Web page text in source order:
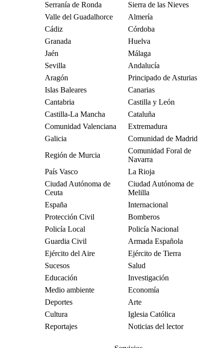
Serranía de Ronda
Sierra de las Nieves
Valle del Guadalhorce
Almería
Cádiz
Córdoba
Granada
Huelva
Jaén
Málaga
Sevilla
Andalucía
Aragón
Principado de Asturias
Islas Baleares
Canarias
Cantabria
Castilla y León
Castilla-La Mancha
Cataluña
Comunidad Valenciana
Extremadura
Galicia
Comunidad de Madrid
Región de Murcia
Comunidad Foral de
Navarra
País Vasco
La Rioja
Ciudad Autónoma de
Ceuta
Ciudad Autónoma de
Melilla
España
Internacional
Protección Civil
Bomberos
Policía Local
Policía Nacional
Guardia Civil
Armada Española
Ejército del Aire
Ejército de Tierra
Sucesos
Salud
Educación
Investigación
Medio ambiente
Economía
Deportes
Arte
Cultura
Iglesia Católica
Reportajes
Noticias del lector